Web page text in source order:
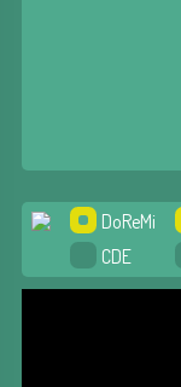
DoReMi
CDE